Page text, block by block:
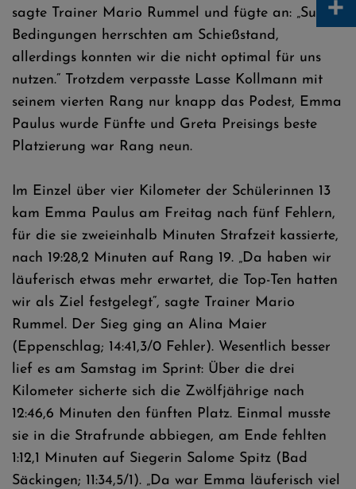
sagte Trainer Mario Rummel und fügte an: „Super
Bedingungen herrschten am Schießstand,
allerdings konnten wir die nicht optimal für uns
nutzen.“ Trotzdem verpasste Lasse Kollmann mit
seinem vierten Rang nur knapp das Podest, Emma
Paulus wurde Fünfte und Greta Preisings beste
Platzierung war Rang neun.
Im Einzel über vier Kilometer der Schülerinnen 13
kam Emma Paulus am Freitag nach fünf Fehlern,
für die sie zweieinhalb Minuten Strafzeit kassierte,
nach 19:28,2 Minuten auf Rang 19. „Da haben wir
läuferisch etwas mehr erwartet, die Top-Ten hatten
wir als Ziel festgelegt“, sagte Trainer Mario
Rummel. Der Sieg ging an Alina Maier
(Eppenschlag; 14:41,3/0 Fehler). Wesentlich besser
lief es am Samstag im Sprint: Über die drei
Kilometer sicherte sich die Zwölfjährige nach
12:46,6 Minuten den fünften Platz. Einmal musste
sie in die Strafrunde abbiegen, am Ende fehlten
1:12,1 Minuten auf Siegerin Salome Spitz (Bad
Säckingen; 11:34,5/1). „Da war Emma läuferisch viel